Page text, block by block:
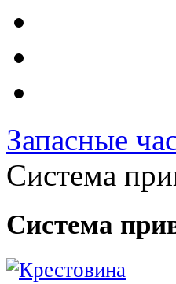
Запасные
Система
Система